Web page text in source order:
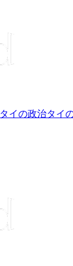
タイの政治タイ